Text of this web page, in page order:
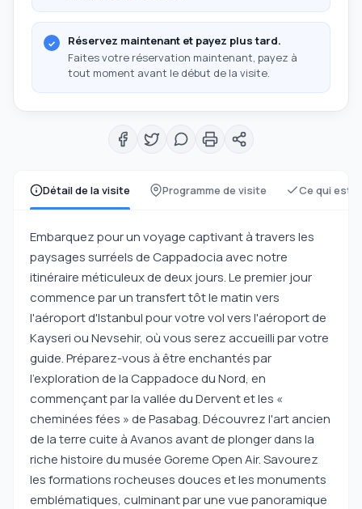
Détail de la visite Programme de visite Ce qui est
Embarquez pour un voyage captivant à travers les
paysages surréels de Cappadocia avec notre
itinéraire méticuleux de deux jours. Le premier jour
commence par un transfert tôt le matin vers
l'aéroport d'Istanbul pour votre vol vers l'aéroport de
Kayseri ou Nevsehir, où vous serez accueilli par votre
guide. Préparez-vous à être enchantés par
l'exploration de la Cappadoce du Nord, en
commençant par la vallée du Dervent et les «
cheminées fées » de Pasabag. Découvrez l'art ancien
de la terre cuite à Avanos avant de plonger dans la
riche histoire du musée Goreme Open Air. Savourez
les formations rocheuses douces et les monuments
emblématiques, culminant par une vue panoramique
Réservez maintenant et payez plus tard.
Faites votre réservation maintenant, payez à
tout moment avant le début de la visite.